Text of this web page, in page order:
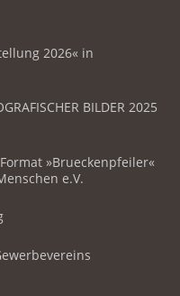
2026« in
BILDER 2025
»Brueckenpfeiler«
e.V.